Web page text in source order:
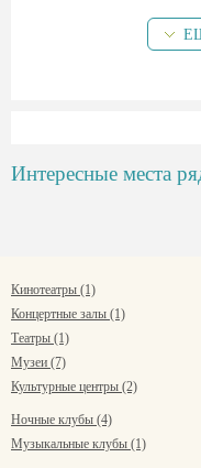
Интересные места
Кинотеатры (1)
Концертные залы (1)
Театры (1)
Музеи (7)
Культурные центры (2)
Ночные клубы (4)
Музыкальные клубы (1)